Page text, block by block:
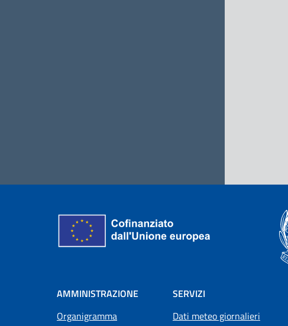
AMMINISTRAZIONE
Organigramma
SERVIZI
Dati meteo giornalieri